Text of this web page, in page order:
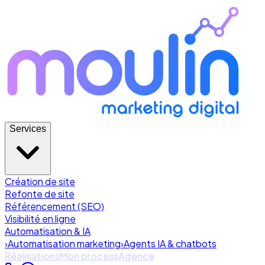
Services
Création de site
Refonte de site
Référencement (SEO)
Visibilité en ligne
Automatisation & IA
›Automatisation marketing›Agents IA & chatbots
RéalisationsMon processAgence